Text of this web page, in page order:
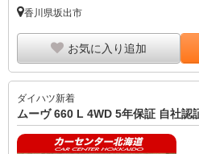
香川県坂出市
お気に入り追加
ダイハツ新着
ムーヴ 660 L 4WD 5年保証 自社認